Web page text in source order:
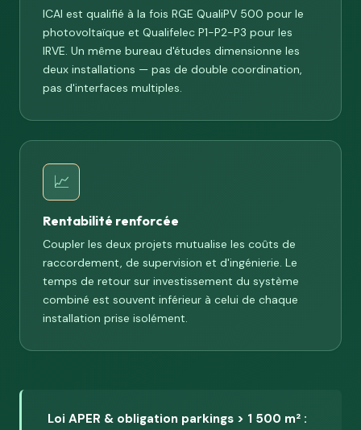
ICAI est qualifié à la fois RGE QualiPV 500 pour le
photovoltaïque et Qualifelec P1-P2-P3 pour les
IRVE. Un même bureau d'études dimensionne les
deux installations — pas de double coordination,
pas d'interfaces multiples.
📈
Rentabilité renforcée
Coupler les deux projets mutualise les coûts de
raccordement, de supervision et d'ingénierie. Le
temps de retour sur investissement du système
combiné est souvent inférieur à celui de chaque
installation prise isolément.
Loi APER & obligation parkings > 1 500 m² :